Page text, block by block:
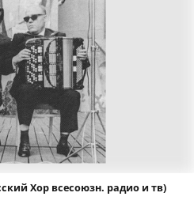
Хор всесоюзн. радио и тв)